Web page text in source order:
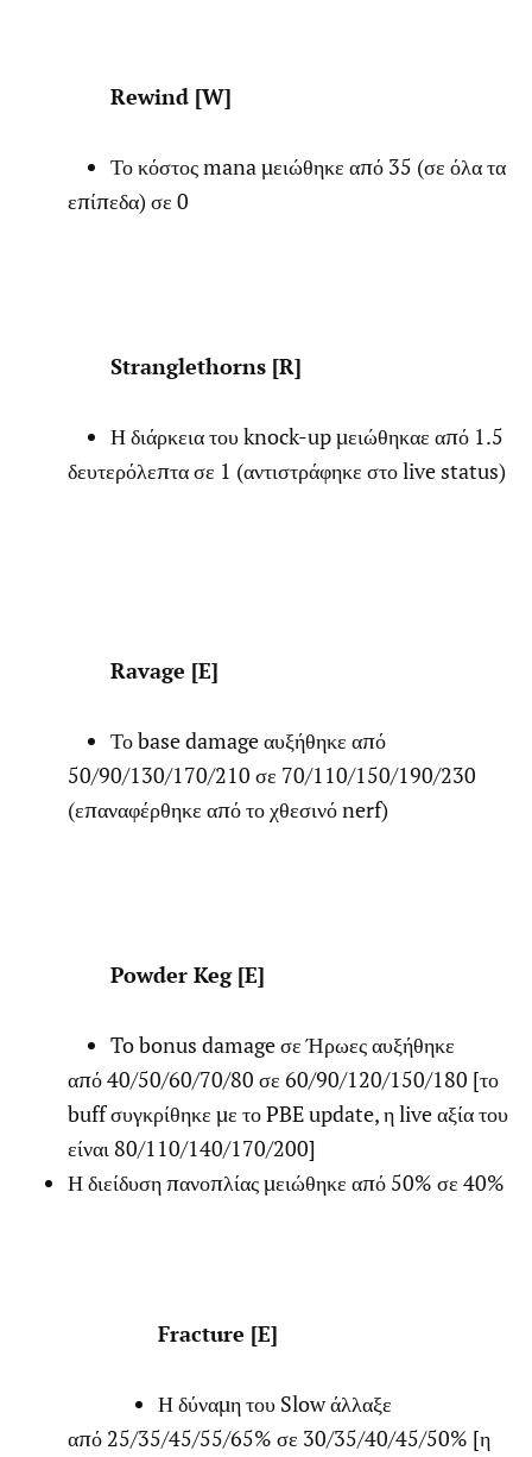
Rewind [W]
Το κόστος mana μειώθηκε από 35 (σε όλα τα
επίπεδα) σε 0
Stranglethorns [R]
Η διάρκεια του knock-up μειώθηκαε από 1.5
δευτερόλεπτα σε 1 (αντιστράφηκε στο live status)
Ravage [E]
Το base damage αυξήθηκε από
50/90/130/170/210 σε 70/110/150/190/230
(επαναφέρθηκε από το χθεσινό nerf)
Powder Keg [E]
To bonus damage σε Ήρωες αυξήθηκε
από 40/50/60/70/80 σε 60/90/120/150/180 [το
buff συγκρίθηκε με το PBE update, η live αξία του
είναι 80/110/140/170/200]
Η διείδυση πανοπλίας μειώθηκε από 50% σε 40%
Fracture [E]
Η δύναμη του Slow άλλαξε
από 25/35/45/55/65% σε 30/35/40/45/50% [η